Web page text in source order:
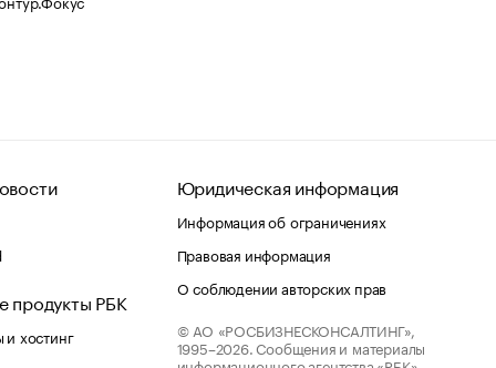
продукты РБК
хостинг
Юридическая информация
Информация об ограничениях
Правовая информация
О соблюдении авторских прав
© АО «РОСБИЗНЕСКОНСАЛТИНГ»,
1995–2026. Сообщения и материалы